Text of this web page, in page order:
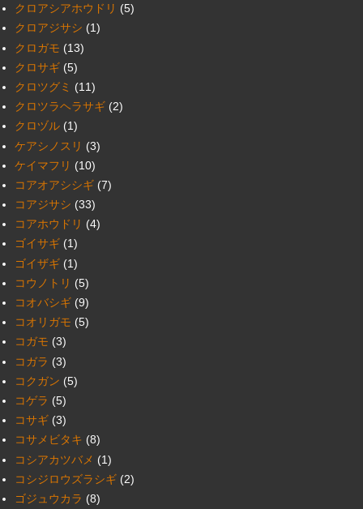
クロアシアホウドリ (5)
クロアジサシ (1)
クロガモ (13)
クロサギ (5)
クロツグミ (11)
クロツラヘラサギ (2)
クロヅル (1)
ケアシノスリ (3)
ケイマフリ (10)
コアオアシシギ (7)
コアジサシ (33)
コアホウドリ (4)
ゴイサギ (1)
ゴイザギ (1)
コウノトリ (5)
コオバシギ (9)
コオリガモ (5)
コガモ (3)
コガラ (3)
コクガン (5)
コゲラ (5)
コサギ (3)
コサメビタキ (8)
コシアカツバメ (1)
コシジロウズラシギ (2)
ゴジュウカラ (8)